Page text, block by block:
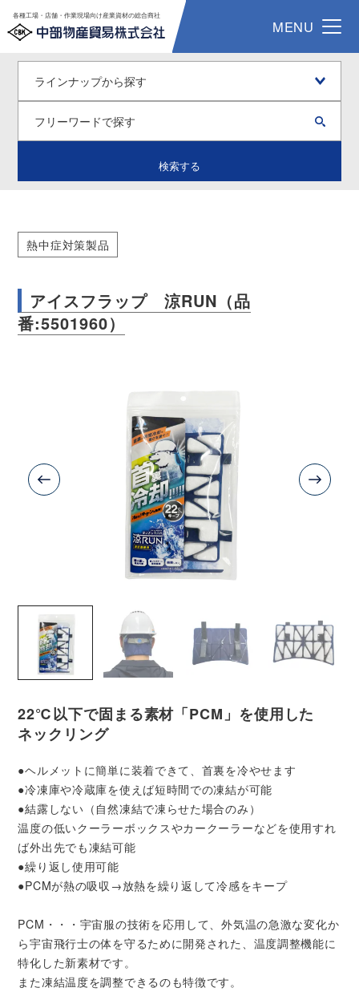
各種工場・店舗・作業現場向け産業資材の総合商社
MENU
検索する
熱中症対策製品
アイスフラップ 涼RUN（品
番:5501960）
22℃以下で固まる素材「PCM」を使用した
ネックリング
●ヘルメットに簡単に装着できて、首裏を冷やせます
●冷凍庫や冷蔵庫を使えば短時間での凍結が可能
●結露しない（自然凍結で凍らせた場合のみ）
温度の低いクーラーボックスやカークーラーなどを使用すれ
ば外出先でも凍結可能
●繰り返し使用可能
●PCMが熱の吸収→放熱を繰り返して冷感をキープ
PCM・・・宇宙服の技術を応用して、外気温の急激な変化か
ら宇宙飛行士の体を守るために開発された、温度調整機能に
特化した新素材です。
また凍結温度を調整できるのも特徴です。